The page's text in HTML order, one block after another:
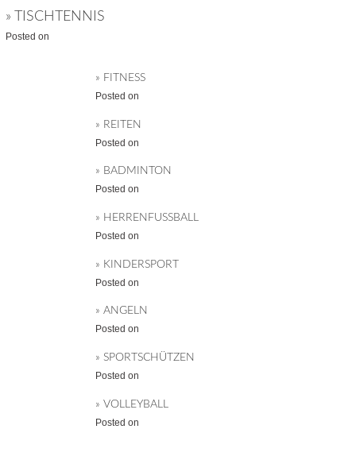
» TISCHTENNIS
Posted on
» FITNESS
Posted on
» REITEN
Posted on
» BADMINTON
Posted on
» HERRENFUSSBALL
Posted on
» KINDERSPORT
Posted on
» ANGELN
Posted on
» SPORTSCHÜTZEN
Posted on
» VOLLEYBALL
Posted on